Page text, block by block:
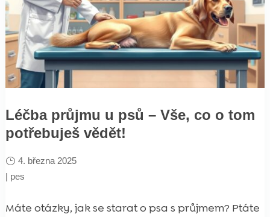
Léčba průjmu u psů – Vše, co o tom
potřebuješ vědět!
4. března 2025
| pes
Máte otázky, jak se starat o psa s průjmem? Ptáte